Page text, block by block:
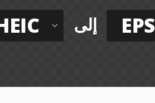
إلى EPS